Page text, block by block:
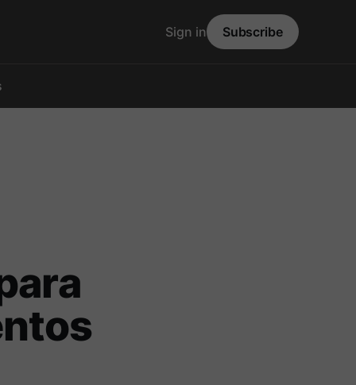
Sign in Subscribe